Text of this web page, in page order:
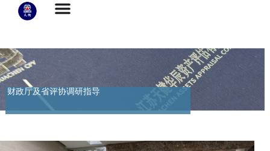
财政厅及省评协调研指导